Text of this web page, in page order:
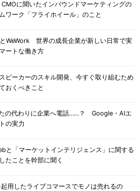
に聞いたインバウンドマーケティングの
ワーク「フライホイール」のこと
WeWork 世界の成長企業が新しい日常で実
ートな働き方
ピーカーのスキル開発、今すぐ取り組むため
おくべきこと
の代わりに企業へ電話……？ Google・AIエ
の実力
と「マーケットインテリジェンス」に関する
たことを幹部に聞く
用したライブコマースでモノは売れるの